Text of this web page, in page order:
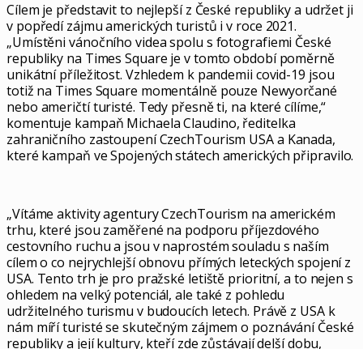
Cílem je představit to nejlepší z České republiky a udržet ji
v popředí zájmu amerických turistů i v roce 2021.
„Umístěni vánočního videa spolu s fotografiemi České
republiky na Times Square je v tomto období poměrně
unikátní příležitost. Vzhledem k pandemii covid-19 jsou
totiž na Times Square momentálně pouze Newyorčané
nebo američtí turisté. Tedy přesně ti, na které cílíme,“
komentuje kampaň Michaela Claudino, ředitelka
zahraničního zastoupení CzechTourism USA a Kanada,
které kampaň ve Spojených státech amerických připravilo.
„Vítáme aktivity agentury CzechTourism na americkém
trhu, které jsou zaměřené na podporu příjezdového
cestovního ruchu a jsou v naprostém souladu s naším
cílem o co nejrychlejší obnovu přímých leteckých spojení z
USA. Tento trh je pro pražské letiště prioritní, a to nejen s
ohledem na velký potenciál, ale také z pohledu
udržitelného turismu v budoucích letech. Právě z USA k
nám míří turisté se skutečným zájmem o poznávání České
republiky a její kultury, kteří zde zůstávají delší dobu,